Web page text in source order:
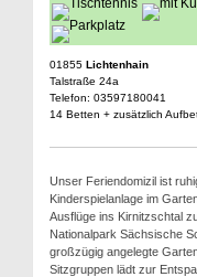
01855 Lichtenhain
Talstraße 24a
Telefon: 03597180041
14 Betten + zusätzlich
Unser Feriendomizil ist
Kinderspielanlage im
Ausflüge ins Kirnitzschtal
Nationalpark Sächsische
großzügig angelegte
Sitzgruppen lädt zur